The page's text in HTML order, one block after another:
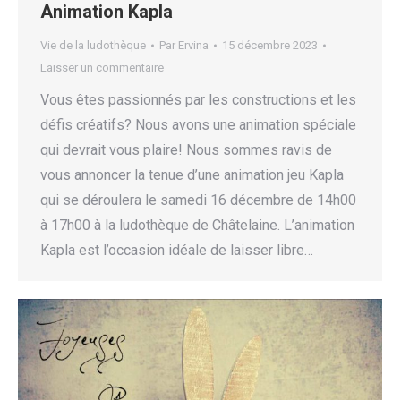
Animation Kapla
Vie de la ludothèque Par Ervina
15 décembre 2023
Laisser un commentaire
Vous êtes passionnés par les constructions et les
défis créatifs? Nous avons une animation spéciale
qui devrait vous plaire! Nous sommes ravis de
vous annoncer la tenue d’une animation jeu Kapla
qui se déroulera le samedi 16 décembre de 14h00
à 17h00 à la ludothèque de Châtelaine. L’animation
Kapla est l’occasion idéale de laisser libre…